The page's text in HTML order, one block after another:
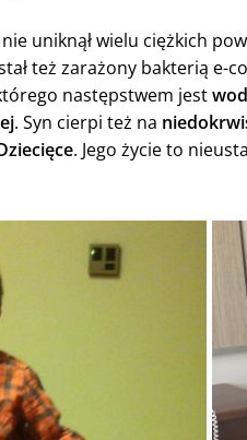
uniknął wielu ciężkich
też zarażony bakterią e-
następstwem jest
. Syn cierpi też na
. Jego życie to